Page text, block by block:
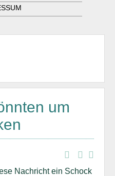
um
Nachricht ein Schock